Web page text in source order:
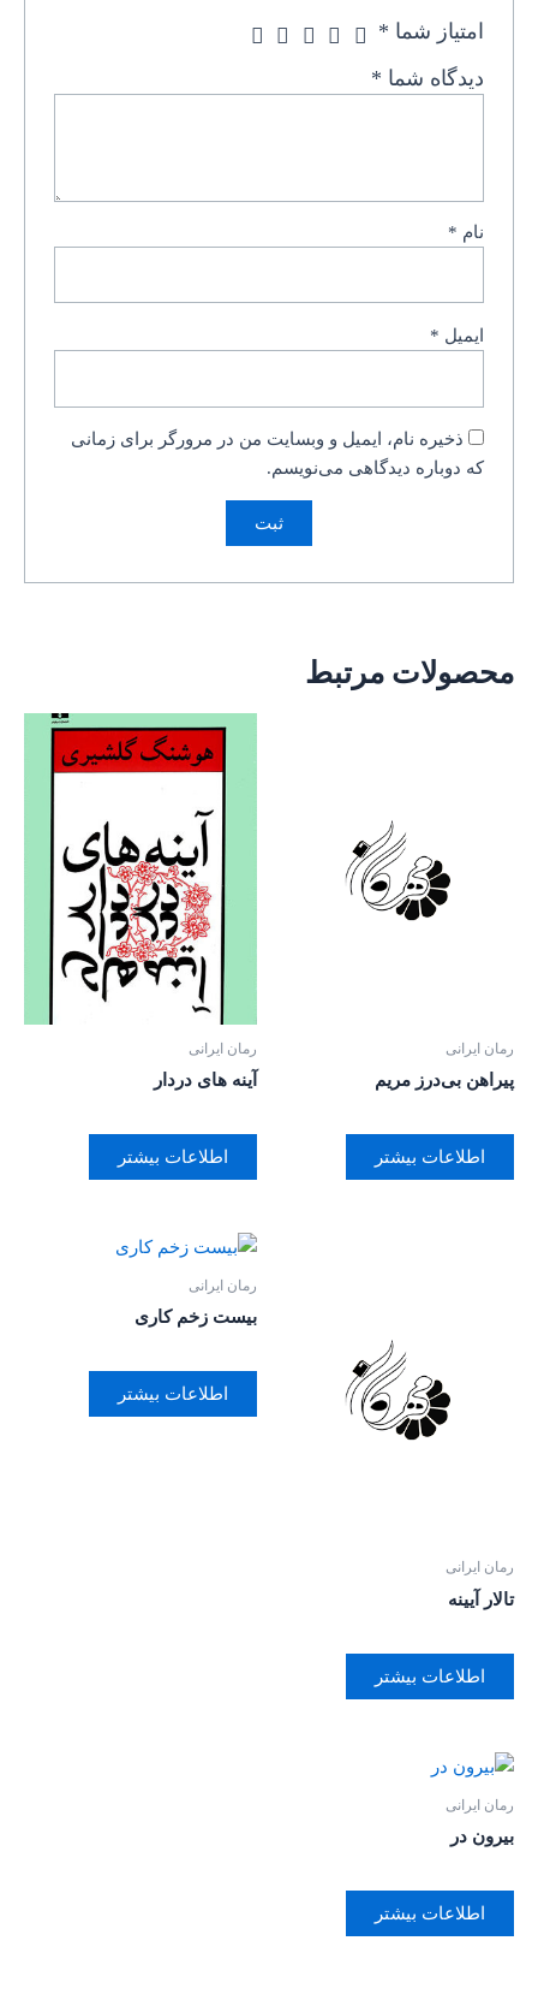
امتیاز شما *
دیدگاه شما *
نام *
ایمیل *
ذخیره نام، ایمیل و وبسایت من در مرورگر برای زمانی
که دوباره دیدگاهی می‌نویسم.
محصولات مرتبط
رمان ایرانی
پیراهن بی‌درز مریم
اطلاعات بیشتر
رمان ایرانی
آینه های دردار
اطلاعات بیشتر
رمان ایرانی
تالار آیینه
اطلاعات بیشتر
رمان ایرانی
بیست زخم کاری
اطلاعات بیشتر
رمان ایرانی
بیرون در
اطلاعات بیشتر